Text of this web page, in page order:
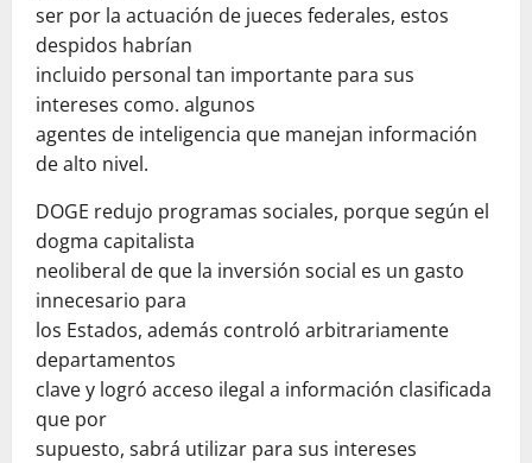
ser por la actuación de jueces federales, estos
despidos habrían
incluido personal tan importante para sus
intereses como. algunos
agentes de inteligencia que manejan información
de alto nivel.
DOGE redujo programas sociales, porque según el
dogma capitalista
neoliberal de que la inversión social es un gasto
innecesario para
los Estados, además controló arbitrariamente
departamentos
clave y logró acceso ilegal a información clasificada
que por
supuesto, sabrá utilizar para sus intereses